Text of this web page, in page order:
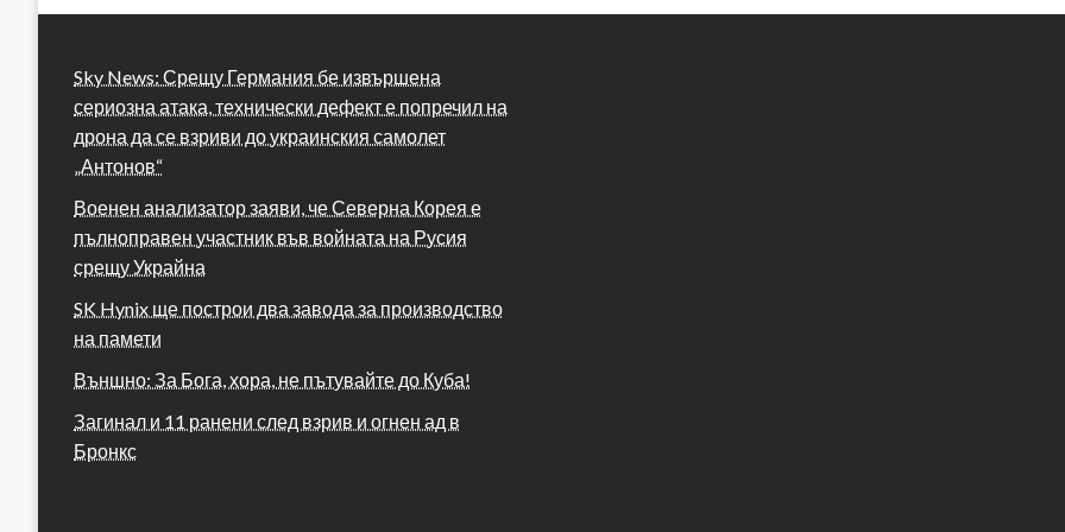
Sky News: Срещу Германия бе извършена
сериозна атака, технически дефект е попречил на
дрона да се взриви до украинския самолет
„Антонов“
Военен анализатор заяви, че Северна Корея е
пълноправен участник във войната на Русия
срещу Украйна
SK Hynix ще построи два завода за производство
на памети
Външно: За Бога, хора, не пътувайте до Куба!
Загинал и 11 ранени след взрив и огнен ад в
Бронкс